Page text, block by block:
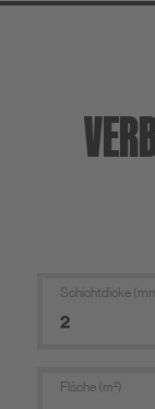
Schichtdicke
Fläche (m²)